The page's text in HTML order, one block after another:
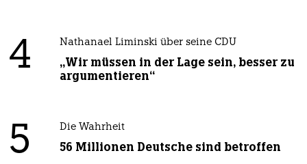
4 Nathanael Liminski über seine CDU
„Wir müssen in der Lage sein, besser zu
argumentieren“
5 Die Wahrheit
56 Millionen Deutsche sind betroffen